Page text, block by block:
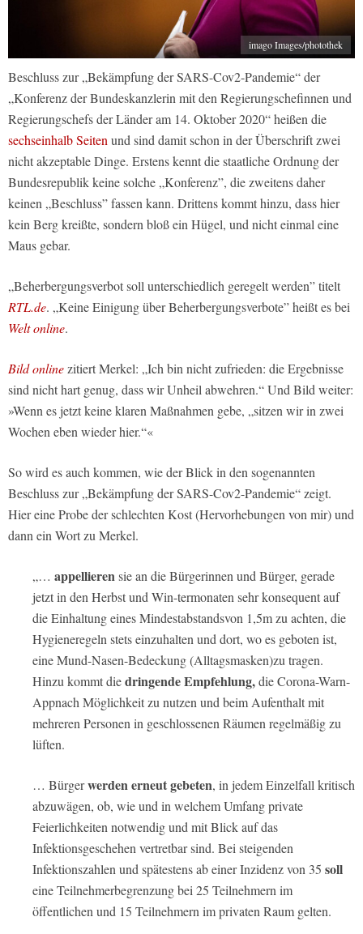
imago Images/photothek
Beschluss zur „Bekämpfung der SARS-Cov2-Pandemie“ der
„Konferenz der Bundeskanzlerin mit den Regierungschefinnen und
Regierungschefs der Länder am 14. Oktober 2020“ heißen die
sechseinhalb Seitenund sind damit schon in der Überschrift zwei
nicht akzeptable Dinge. Erstens kennt die staatliche Ordnung der
Bundesrepublik keine solche „Konferenz”, die zweitens daher
keinen „Beschluss” fassen kann. Drittens kommt hinzu, dass hier
kein Berg kreißte, sondern bloß ein Hügel, und nicht einmal eine
Maus gebar.
„Beherbergungsverbot soll unterschiedlich geregelt werden” titelt
RTL.de. „Keine Einigung über Beherbergungsverbote” heißt es bei
Welt online.
Bild onlinezitiert Merkel: „Ich bin nicht zufrieden: die Ergebnisse
sind nicht hart genug, dass wir Unheil abwehren.“ Und Bild weiter:
»Wenn es jetzt keine klaren Maßnahmen gebe, „sitzen wir in zwei
Wochen eben wieder hier.“«
So wird es auch kommen, wie der Blick in den sogenannten
Beschluss zur „Bekämpfung der SARS-Cov2-Pandemie“ zeigt.
Hier eine Probe der schlechten Kost (Hervorhebungen von mir) und
dann ein Wort zu Merkel.
„… appellierensie an die Bürgerinnen und Bürger, gerade
jetzt in den Herbst und Win-termonaten sehr konsequent auf
die Einhaltung eines Mindestabstandsvon 1,5m zu achten, die
Hygieneregeln stets einzuhalten und dort, wo es geboten ist,
eine Mund-Nasen-Bedeckung (Alltagsmasken)zu tragen.
Hinzu kommt diedringende Empfehlung,die Corona-Warn-
Appnach Möglichkeit zu nutzen und beim Aufenthalt mit
mehreren Personen in geschlossenen Räumen regelmäßig zu
lüften.
… Bürgerwerden erneut gebeten, in jedem Einzelfall kritisch
abzuwägen, ob, wie und in welchem Umfang private
Feierlichkeiten notwendig und mit Blick auf das
Infektionsgeschehen vertretbar sind. Bei steigenden
Infektionszahlen und spätestens ab einer Inzidenz von 35 soll
eine Teilnehmerbegrenzung bei 25 Teilnehmern im
öffentlichen und 15 Teilnehmern im privaten Raum gelten.